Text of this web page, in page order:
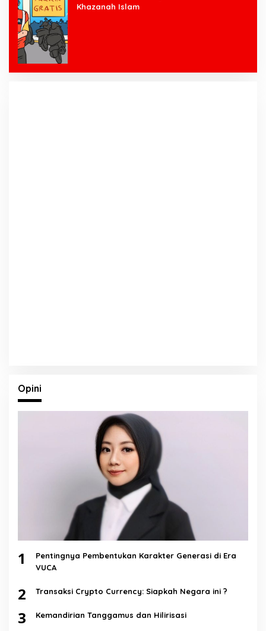
Khazanah Islam
Opini
1
Pentingnya Pembentukan Karakter Generasi di Era
VUCA
2 Transaksi Crypto Currency: Siapkah Negara ini ?
3 Kemandirian Tanggamus dan Hilirisasi